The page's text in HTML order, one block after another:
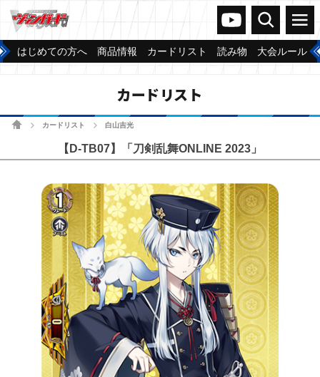
ヴァンガードch
検索 メニュー
はじめての方へ 商品情報 カードリスト 読み物 大会ルール
カードリスト
ホームカードリスト 白山吉光
【D-TB07】「刀剣乱舞ONLINE 2023」